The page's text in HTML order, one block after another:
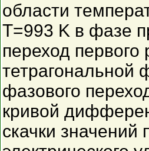
области
T=993 K в фазе
переход
фазового
кривой
скачки